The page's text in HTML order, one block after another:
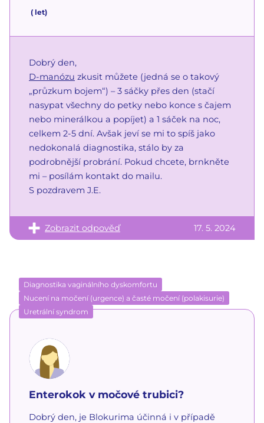
( let)
Dobrý den,
D-manózu zkusit můžete (jedná se o takový
„průzkum bojem“) – 3 sáčky přes den (stačí
nasypat všechny do petky nebo konce s čajem
nebo minerálkou a popíjet) a 1 sáček na noc,
celkem 2-5 dní. Avšak jeví se mi to spíš jako
nedokonalá diagnostika, stálo by za
podrobnější probrání. Pokud chcete, brnkněte
mi – posílám kontakt do mailu.
S pozdravem J.E.
Zobrazit odpověď 17. 5. 2024
Diagnostika vaginálního dyskomfortu
Nucení na močení (urgence) a časté močení (polakisurie)
Uretrální syndrom
Enterokok v močové trubici?
Dobrý den, je Blokurima účinná i v případě